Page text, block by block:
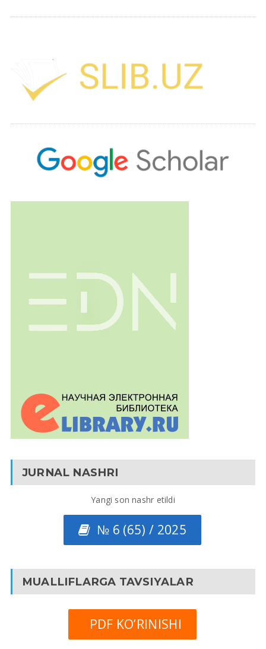
JURNAL NASHRI
Yangi son nashr etildi
№ 6 (65) / 2025
MUALLIFLARGA TAVSIYALAR
PDF KO’RINISHI